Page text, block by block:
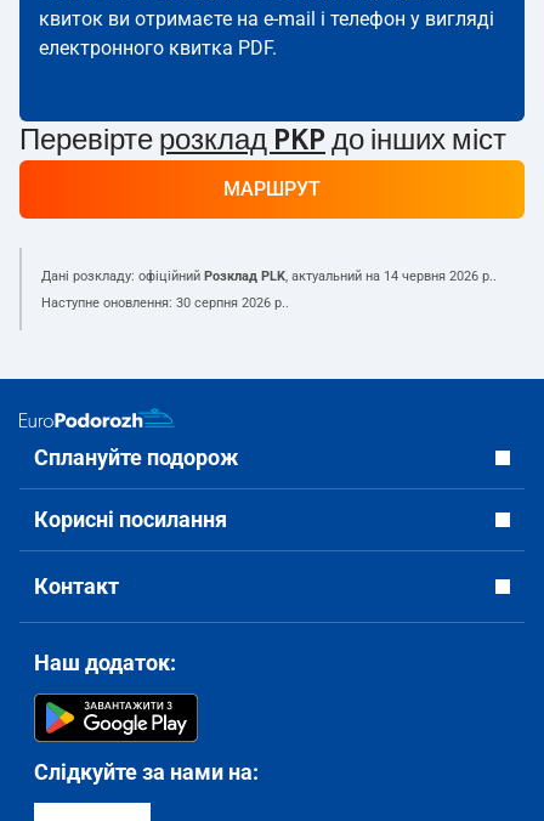
квиток ви отримаєте на e-mail і телефон у вигляді
електронного квитка PDF.
Перевірте розклад PKP до інших міст
МАРШРУТ
Дані розкладу: офіційний Розклад PLK, актуальний на 14 червня 2026 р..
Наступне оновлення: 30 серпня 2026 р..
Сплануйте подорож
Корисні посилання
Контакт
Наш додаток:
Слідкуйте за нами на: